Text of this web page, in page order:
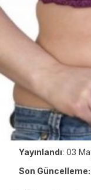
Yayınlandı: 03
Son Güncelleme: